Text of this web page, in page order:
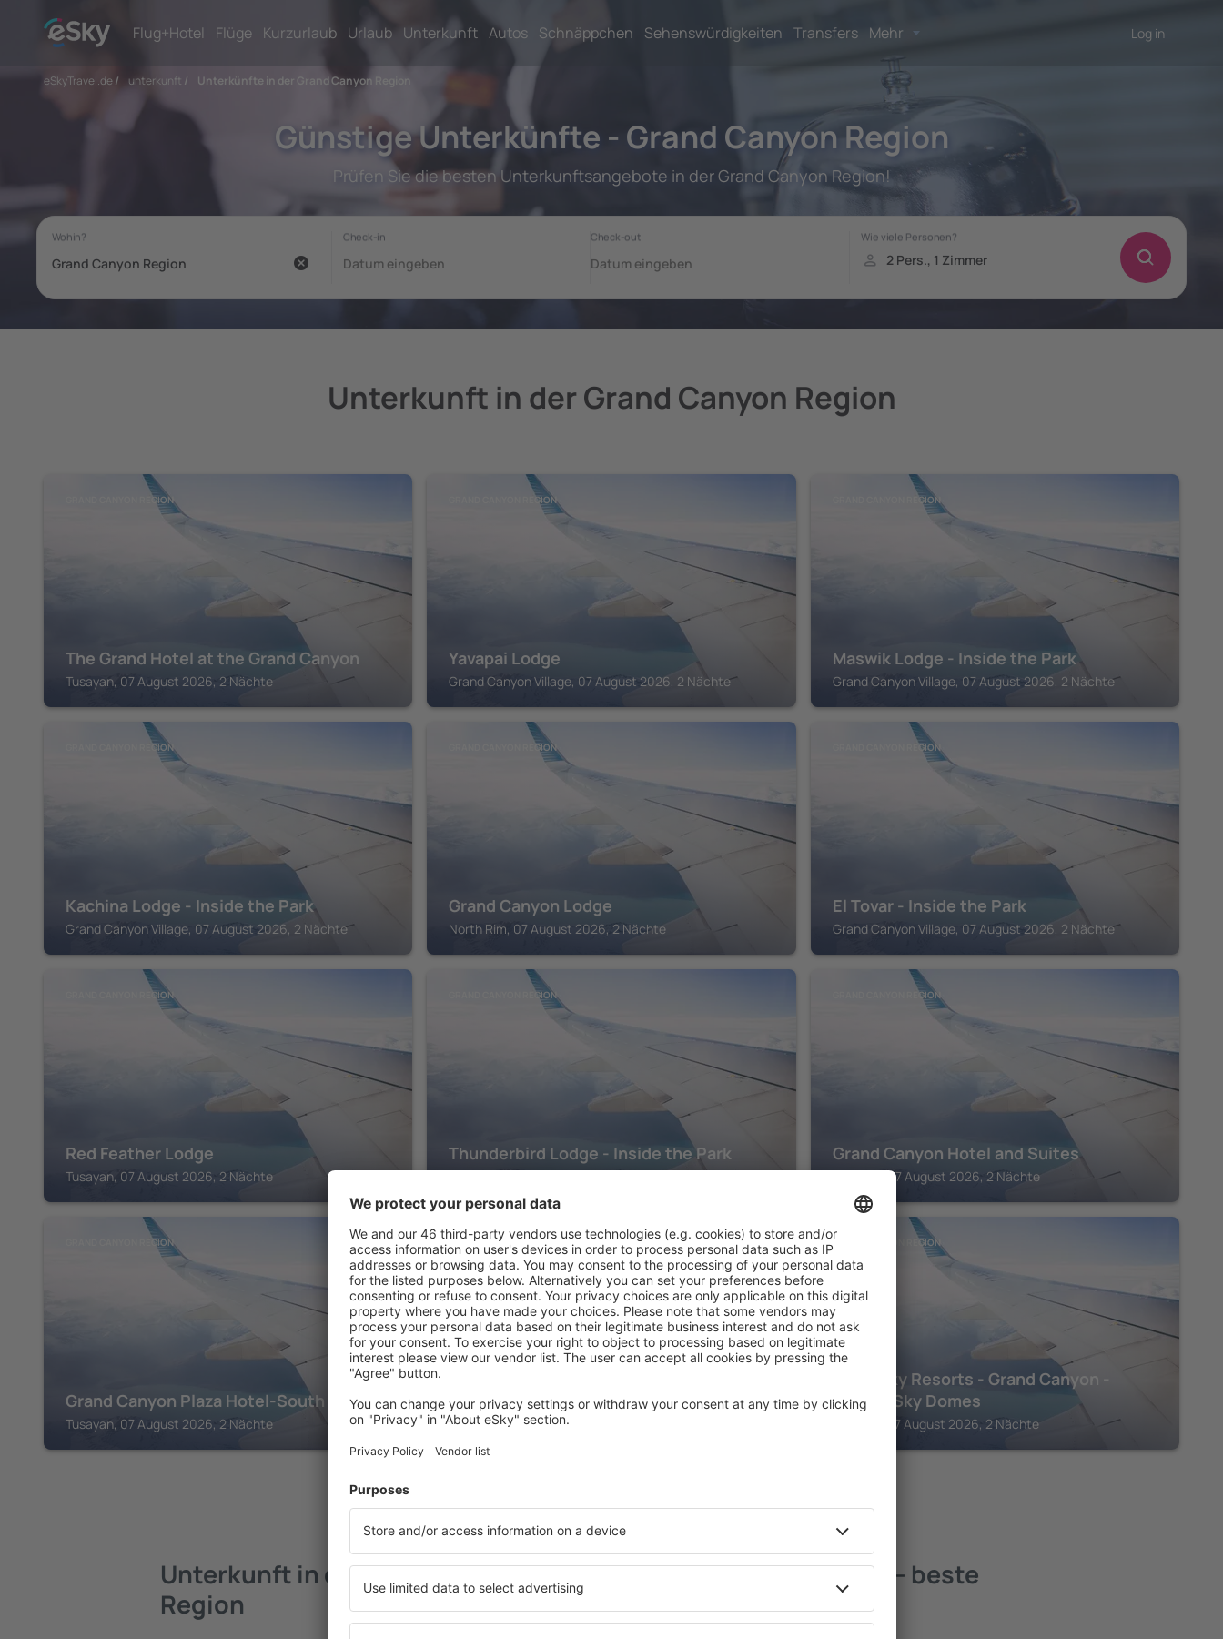
Flug+Hotel Flüge Kurzurlaub Urlaub Unterkunft Autos Schnäppchen Sehenswürdigkeiten Transfers Mehr Log in
eSkyTravel.de/ unterkunft / Unterkünfte in der Grand Canyon Region
Günstige Unterkünfte - Grand Canyon Region
Prüfen Sie die besten Unterkunftsangebote in der Grand Canyon Region!
Unterkunft in der Grand Canyon Region
GRAND CANYON REGION
The Grand Hotel at the Grand Canyon
Tusayan, 07 August 2026, 2 Nächte
GRAND CANYON REGION
Yavapai Lodge
Grand Canyon Village, 07 August 2026, 2 Nächte
GRAND CANYON REGION
Maswik Lodge - Inside the Park
Grand Canyon Village, 07 August 2026, 2 Nächte
GRAND CANYON REGION
Kachina Lodge - Inside the Park
Grand Canyon Village, 07 August 2026, 2 Nächte
GRAND CANYON REGION
Grand Canyon Lodge
North Rim, 07 August 2026, 2 Nächte
GRAND CANYON REGION
El Tovar - Inside the Park
Grand Canyon Village, 07 August 2026, 2 Nächte
GRAND CANYON REGION
Red Feather Lodge
Tusayan, 07 August 2026, 2 Nächte
GRAND CANYON REGION
Thunderbird Lodge - Inside the Park
Grand Canyon Village, 07 August 2026, 2 Nächte
GRAND CANYON REGION
Grand Canyon Hotel and Suites
Tusayan, 07 August 2026, 2 Nächte
GRAND CANYON REGION
Grand Canyon Plaza Hotel-South Rim
Tusayan, 07 August 2026, 2 Nächte
GRAND CANYON REGION
Canyon by IHG
Tusayan, 07 August 2026, 2 Nächte
GRAND CANYON REGION
Clear Sky Resorts - Grand Canyon -
Unique Sky Domes
Williams, 07 August 2026, 2 Nächte
Unterkunft in der Grand Canyon
Region
Grand Canyon Region – beste
Unterkünfte